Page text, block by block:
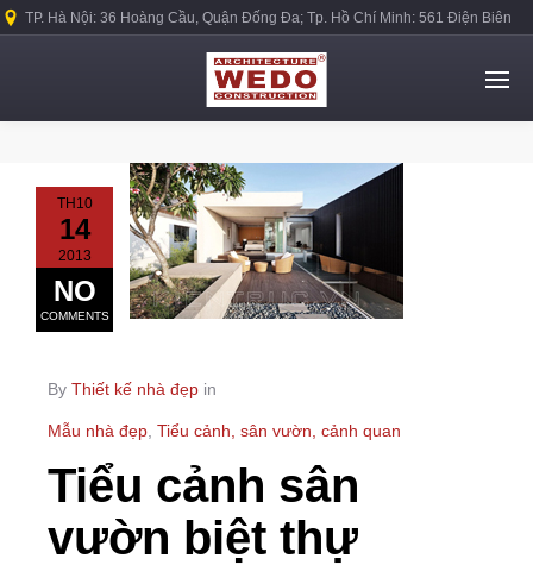
TP. Hà Nội: 36 Hoàng Cầu, Quận Đống Đa; Tp. Hồ Chí Minh: 561 Điện Biên
TH10
14
2013
NO
COMMENTS
By Thiết kế nhà đẹp in
Mẫu nhà đẹp Tiểu cảnh, sân vườn, cảnh quan
Tiểu cảnh sân
vườn biệt thự